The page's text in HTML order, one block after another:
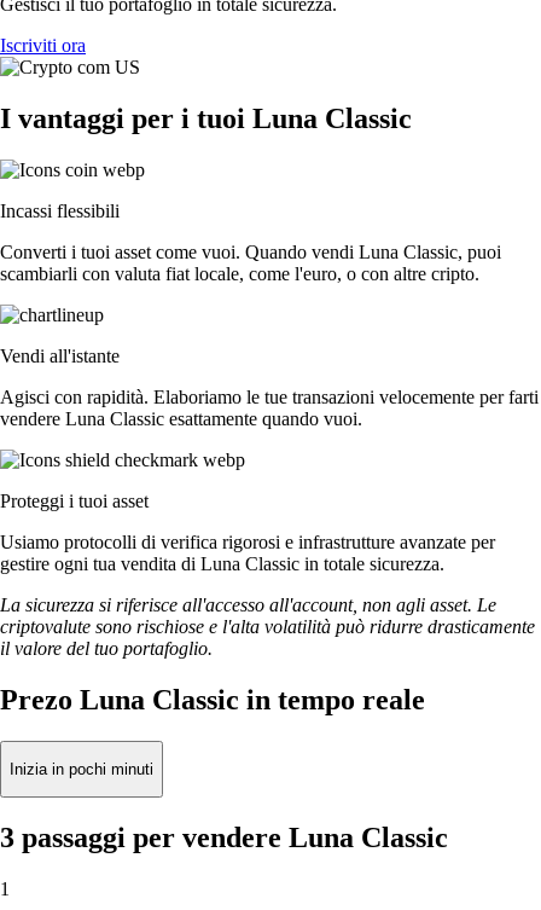
Iscriviti ora
I vantaggi per i tuoi Luna Classic
Incassi flessibili
Converti i tuoi asset come vuoi. Quando vendi Luna Classic, puoi
scambiarli con valuta fiat locale, come l'euro, o con altre cripto.
Vendi all'istante
Agisci con rapidità. Elaboriamo le tue transazioni velocemente per farti
vendere Luna Classic esattamente quando vuoi.
Proteggi i tuoi asset
Usiamo protocolli di verifica rigorosi e infrastrutture avanzate per
gestire ogni tua vendita di Luna Classic in totale sicurezza.
La sicurezza si riferisce all'accesso all'account, non agli asset. Le
criptovalute sono rischiose e l'alta volatilità può ridurre drasticamente
il valore del tuo portafoglio.
Prezo Luna Classic in tempo reale
Inizia in pochi minuti
3 passaggi per vendere Luna Classic
1